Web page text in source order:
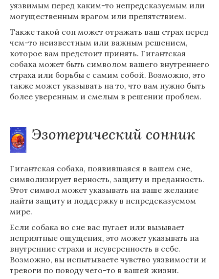
уязвимым перед каким-то непредсказуемым или
могущественным врагом или препятствием.
Также такой сон может отражать ваш страх перед
чем-то неизвестным или важным решением,
которое вам предстоит принять. Гигантская
собака может быть символом вашего внутреннего
страха или борьбы с самим собой. Возможно, это
также может указывать на то, что вам нужно быть
более уверенным и смелым в решении проблем.
Эзотерический сонник
Гигантская собака, появившаяся в вашем сне,
символизирует верность, защиту и преданность.
Этот символ может указывать на ваше желание
найти защиту и поддержку в непредсказуемом
мире.
Если собака во сне вас пугает или вызывает
неприятные ощущения, это может указывать на
внутренние страхи и неуверенность в себе.
Возможно, вы испытываете чувство уязвимости и
тревоги по поводу чего-то в вашей жизни.